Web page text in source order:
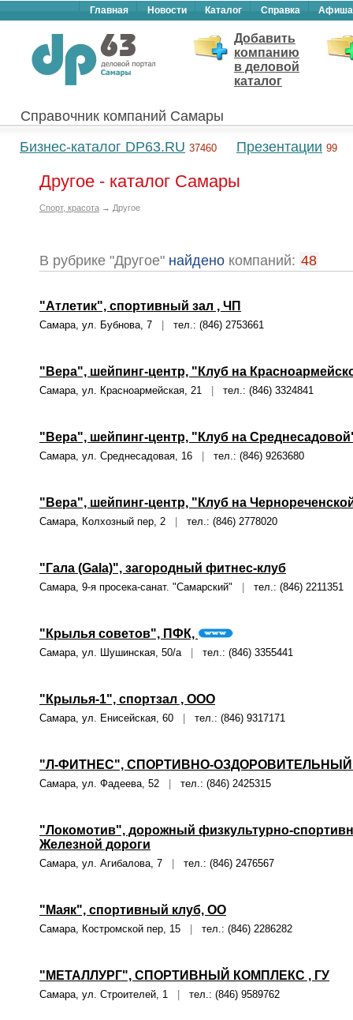
Главная Новости Каталог Справка Афиша
Добавить
компанию
в деловой
каталог
Справочник компаний Самары
Бизнес-каталог DP63.RU 37460 Презентации 99
Другое - каталог Самары
Спорт, красота → Другое
В рубрике "Другое" найдено компаний: 48
"Атлетик", спортивный зал , ЧП
Самара, ул. Бубнова, 7 тел.: (846) 2753661
"Вера", шейпинг-центр, "Клуб на
Самара, ул. Красноармейская, 21 тел.: (846) 3324841
"Вера", шейпинг-центр, "Клуб на
Самара, ул. Среднесадовая, 16 тел.: (846) 9263680
"Вера", шейпинг-центр, "Клуб на
Самара, Колхозный пер, 2 тел.: (846) 2778020
"Гала (Gala)", загородный фитнес-клуб
Самара, 9-я просека-санат. "Самарский" тел.: (846) 2211351
"Крылья советов", ПФК,
Самара, ул. Шушинская, 50/а тел.: (846) 3355441
"Крылья-1", спортзал , ООО
Самара, ул. Енисейская, 60 тел.: (846) 9317171
"Л-ФИТНЕС", СПОРТИВНО-ОЗДОРОВИТЕЛЬНЫЙ
Самара, ул. Фадеева, 52 тел.: (846) 2425315
"Локомотив", дорожный физкультурно-
Железной дороги
Самара, ул. Агибалова, 7 тел.: (846) 2476567
"Маяк", спортивный клуб, ОО
Самара, Костромской пер, 15 тел.: (846) 2286282
"МЕТАЛЛУРГ", СПОРТИВНЫЙ КОМПЛЕКС , ГУ
Самара, ул. Строителей, 1 тел.: (846) 9589762